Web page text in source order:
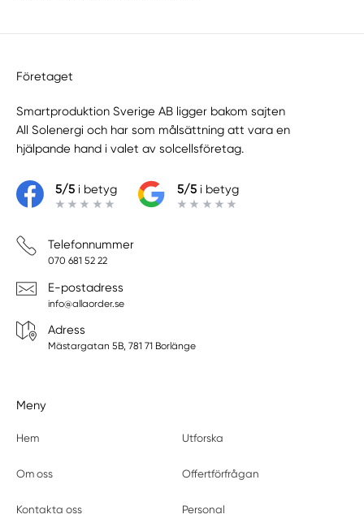
Företaget
Smartproduktion Sverige AB ligger bakom sajten
All Solenergi och har som målsättning att vara en
hjälpande hand i valet av solcellsföretag.
5/5i betyg 5/5i betyg
Telefonnummer
070 681 52 22
E-postadress
info@allaorder.se
Adress
Mästargatan 5B, 781 71 Borlänge
Meny
Hem Utforska
Om oss Offertförfrågan
Kontakta oss Personal